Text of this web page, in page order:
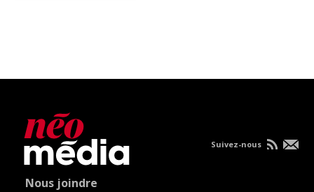
Nous joindre
Suivez-nous